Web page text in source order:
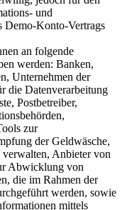
und
Demo-Konto-Vertrags
an folgende
werden: Banken,
Unternehmen der
die Datenverarbeitung
Postbetreiber,
zur
der Geldwäsche,
Anbieter von
Abwicklung von
die im Rahmen der
werden, sowie
mittels